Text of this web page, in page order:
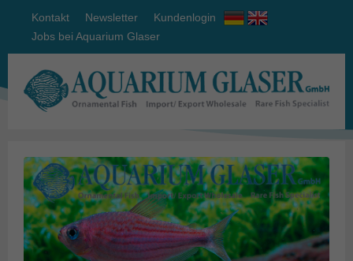
Kontakt Newsletter
Kundenlogin
Jobs bei Aquarium Glaser